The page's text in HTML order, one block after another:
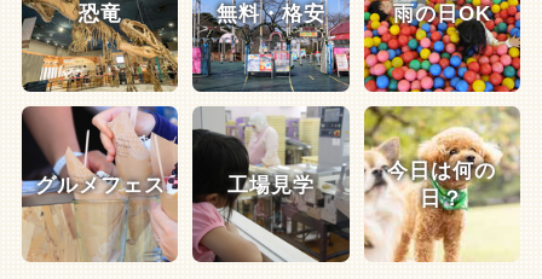
恐竜 無料・格安 雨の日OK
グルメフェス 工場見学
今日は何の
日？